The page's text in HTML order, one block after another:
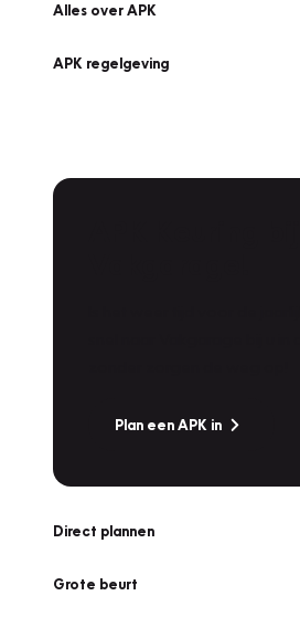
Alles over APK
APK regelgeving
Plan een APK in
Direct plannen
Grote beurt